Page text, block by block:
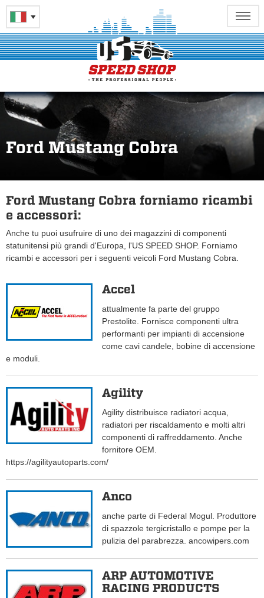
Ford Mustang Cobra
Ford Mustang Cobra forniamo ricambi
e accessori:
Anche tu puoi usufruire di uno dei magazzini di componenti
statunitensi più grandi d'Europa, l'US SPEED SHOP. Forniamo
ricambi e accessori per i seguenti veicoli Ford Mustang Cobra.
Accel
attualmente fa parte del gruppo
Prestolite. Fornisce componenti ultra
performanti per impianti di accensione
come cavi candele, bobine di accensione
e moduli.
Agility
Agility distribuisce radiatori acqua,
radiatori per riscaldamento e molti altri
componenti di raffreddamento. Anche
fornitore OEM.
https://agilityautoparts.com/
Anco
anche parte di Federal Mogul. Produttore
di spazzole tergicristallo e pompe per la
pulizia del parabrezza. ancowipers.com
ARP AUTOMOTIVE
RACING PRODUCTS